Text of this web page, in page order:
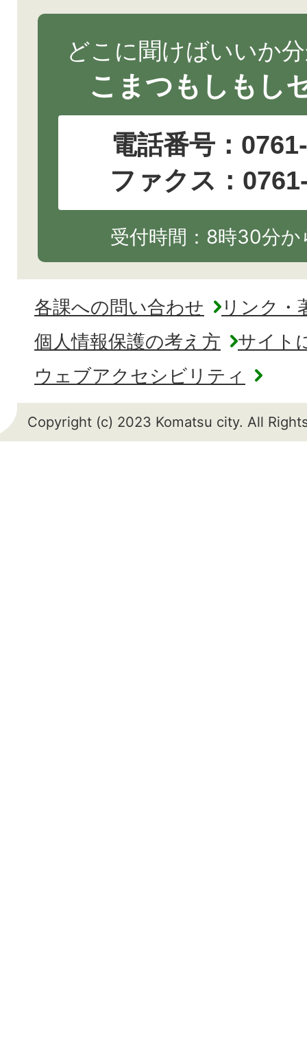
どこに聞けばいいか
こまつもしもし
電話番号：
ファクス：
受付時間：8時30分
各課への問い合わせ
リンク・
個人情報保護の考え方
サイト
ウェブアクセシビリティ
Copyright (c) 2023 Komatsu city. All